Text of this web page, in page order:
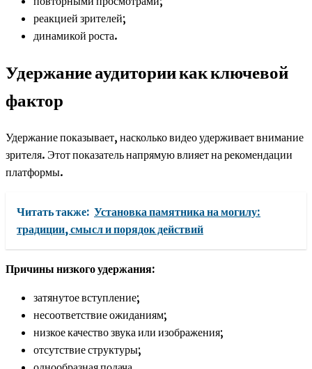
реакцией зрителей;
динамикой роста.
Удержание аудитории как ключевой
фактор
Удержание показывает, насколько видео удерживает внимание
зрителя. Этот показатель напрямую влияет на рекомендации
платформы.
Читать также: Установка памятника на могилу:
традиции, смысл и порядок действий
Причины низкого удержания:
затянутое вступление;
несоответствие ожиданиям;
низкое качество звука или изображения;
отсутствие структуры;